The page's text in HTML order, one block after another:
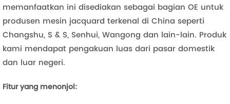
memanfaatkan ini disediakan sebagai bagian OE untuk
produsen mesin jacquard terkenal di China seperti
Changshu, S & S, Senhui, Wangong dan lain-lain. Produk
kami mendapat pengakuan luas dari pasar domestik
dan luar negeri.
Fitur yang menonjol: